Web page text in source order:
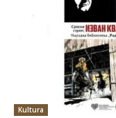
Kultura